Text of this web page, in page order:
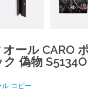
ール CARO
偽物
コピー